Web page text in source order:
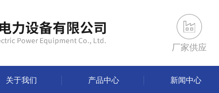
厂家供应
关于我们 产品中心 新闻中心